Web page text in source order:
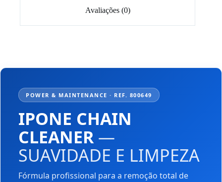
Avaliações (0)
POWER & MAINTENANCE · REF. 800649
IPONE CHAIN
CLEANER—
SUAVIDADE E LIMPEZA
Fórmula profissional para a remoção total de